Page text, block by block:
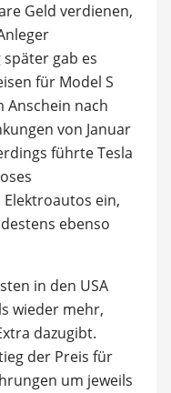
Geld verdienen,
gab es
für Model S
Anschein nach
von Januar
führte Tesla
ein,
ebenso
in den USA
wieder mehr,
dazugibt.
der Preis für
um jeweils